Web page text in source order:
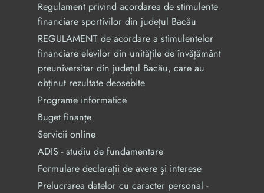
Regulament privind acordarea de stimulente
financiare sportivilor din județul Bacău
REGULAMENT de acordare a stimulentelor
financiare elevilor din unităţile de învăţământ
preuniversitar din judeţul Bacău, care au
obținut rezultate deosebite
Programe informatice
Buget finanțe
Servicii online
ADIS - studiu de fundamentare
Formulare declarații de avere și interese
Prelucrarea datelor cu caracter personal -